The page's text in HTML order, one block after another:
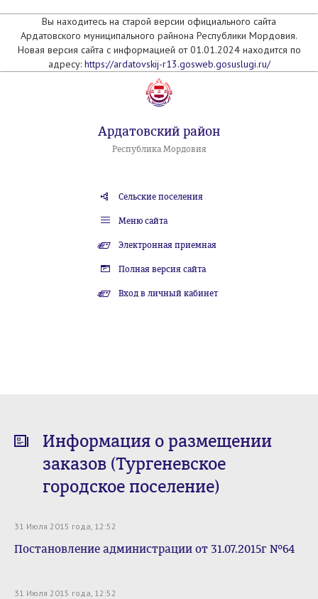
Вы находитесь на старой версии официального сайта
Ардатовского муниципального райнона Республики Мордовия.
Новая версия сайта с информацией от 01.01.2024 находится по
адресу: https://ardatovskij-r13.gosweb.gosuslugi.ru/
Ардатовский район
Республика Мордовия
Сельские поселения
Меню сайта
Электронная приемная
Полная версия сайта
Вход в личный кабинет
Информация о размещении
заказов (Тургеневское
городское поселение)
31 Июля 2015 года, 12:52
Постановление администрации от 31.07.2015г №64
31 Июля 2015 года, 12:52